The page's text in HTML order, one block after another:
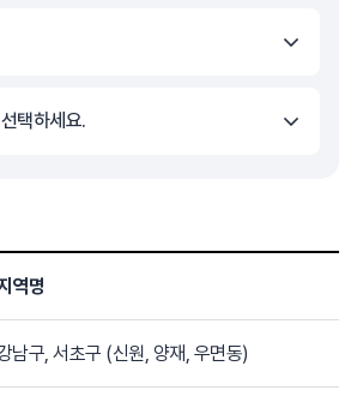
택하세요.
역명
남구, 서초구 (신원, 양재, 우면동)